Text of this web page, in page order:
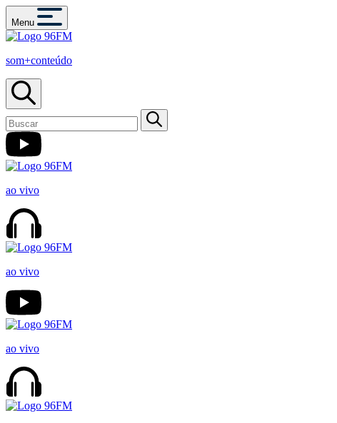
Menu
som+conteúdo
ao vivo
ao vivo
ao vivo